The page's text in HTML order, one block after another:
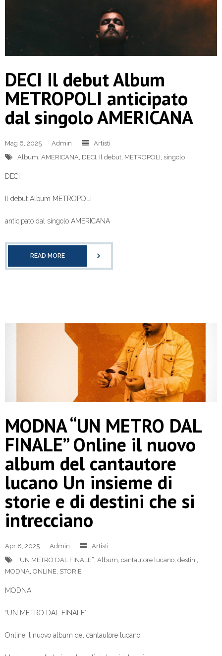
DECI Il debut Album
METROPOLI anticipato
dal singolo AMERICANA
Mag 6, 2025 Admin
Artisti
Album, AMERICANA, DECI, Il debut, METROPOLI, singolo
DECI
Il debut Album METROPOLI
anticipato dal singolo AMERICANA
READ MORE
MODNA “UN METRO DAL
FINALE” Online il nuovo
album del cantautore
lucano Un insieme di
storie e di destini che si
intrecciano
Apr 8, 2025 Admin
Artisti
“UN METRO DAL FINALE”, Album, cantautore lucano, destini,
MODNA, ONLINE, STORIE
MODNA
“UN METRO DAL FINALE”
Online il nuovo album del cantautore lucano